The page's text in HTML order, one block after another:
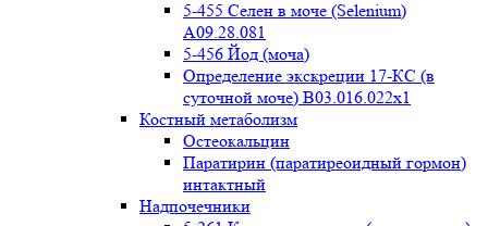
5-455 Селен в моче (Selenium)
A09.28.081
5-456 Йод (моча)
Определение экскреции 17-КС (в
суточной моче) B03.016.022x1
Костный метаболизм
Остеокальцин
Паратирин (паратиреоидный гормон)
интактный
Надпочечники